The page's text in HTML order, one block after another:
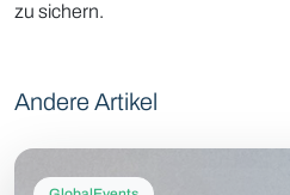
zu sichern.
Andere Artikel